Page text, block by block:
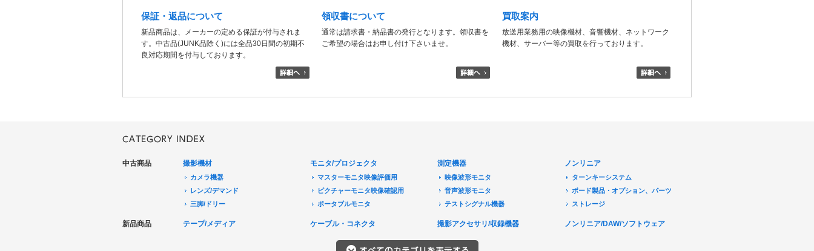
保証・返品について
新品商品は、メーカーの定める保証が付与されま
す。中古品(JUNK品除く)には全品30日間の初期不
良対応期間を付与しております。
領収書について
通常は請求書・納品書の発行となります。領収書を
ご希望の場合はお申し付け下さいませ。
買取案内
放送用業務用の映像機材、音響機材、ネットワーク
機材、サーバー等の買取を行っております。
中古商品 撮影機材
カメラ機器
レンズ/デマンド
三脚/ドリー
モニタ/プロジェクタ
マスターモニタ映像評価用
ピクチャーモニタ映像確認用
ポータブルモニタ
プロジェクタ
測定機器
映像波形モニタ
音声波形モニタ
テストシグナル機器
レコーダ/プレーヤ
ノンリニア
ターンキーシステム
ボード製品・オプション、パーツ
ストレージ
新品商品 テープ/メディア ケーブル・コネクタ 撮影アクセサリ/収録機器 ノンリニア/DAW/ソフトウェア